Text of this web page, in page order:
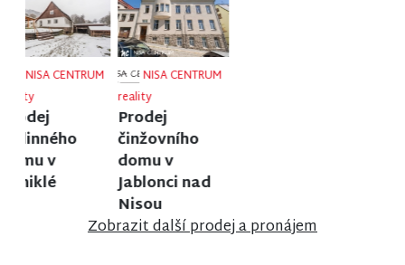
NISA CENTRUM
reality
Prodej
ubytovacího
zařízení v
Janově nad
NISA CENTRUM
reality
Prodej
rodinného
domu ve
Velkých
Hamrech
Zobrazit další prodej a pronájem